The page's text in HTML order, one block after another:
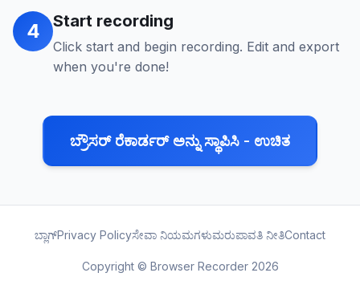
4 Start recording
Click start and begin recording. Edit and export
when you're done!
ಬ್ರೌಸರ್ ರೆಕಾರ್ಡರ್ ಅನ್ನು ಸ್ಥಾಪಿಸಿ - ಉಚಿತ
ಬ್ಲಾಗ್Privacy Policyಸೇವಾ ನಿಯಮಗಳುಮರುಪಾವತಿ ನೀತಿContact
Copyright © Browser Recorder 2026